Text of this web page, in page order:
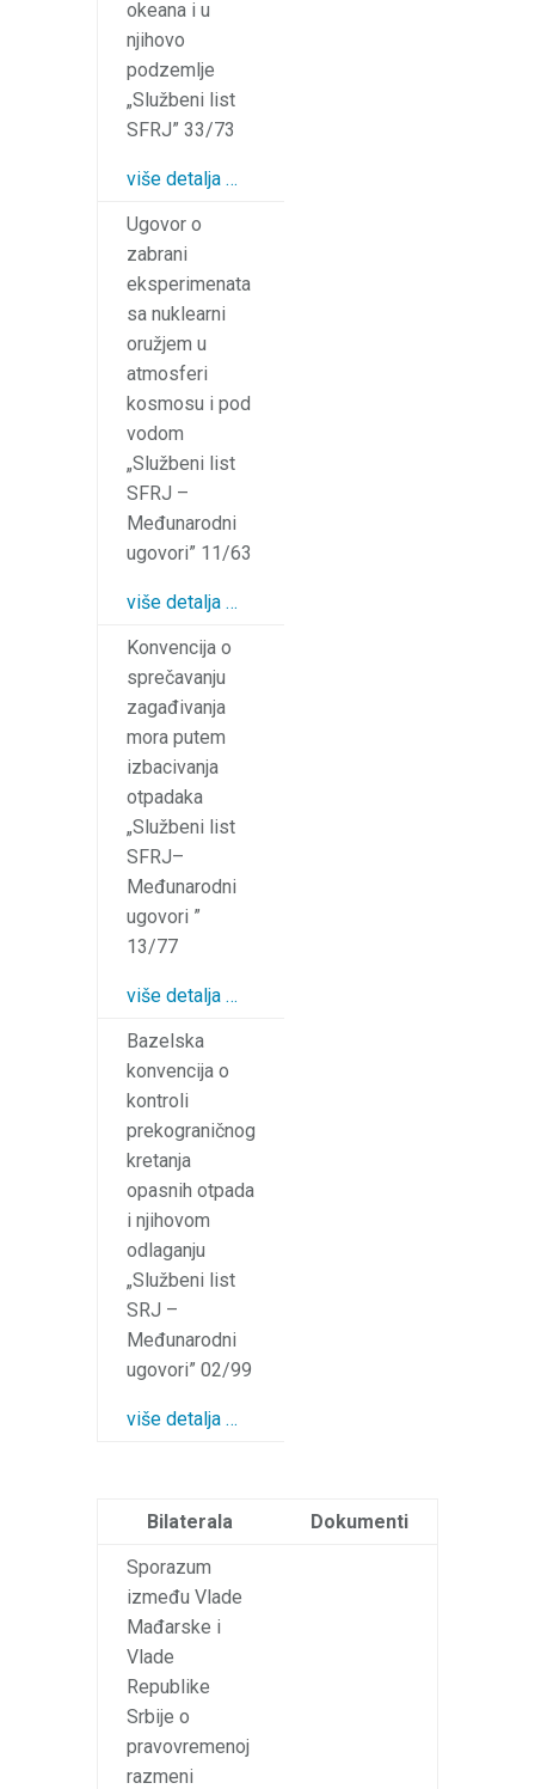
okeana i u
njihovo
podzemlje
„Službeni list
SFRJ” 33/73
više detalja …
Ugovor o
zabrani
eksperimenata
sa nuklearni
oružjem u
atmosferi
kosmosu i pod
vodom
„Službeni list
SFRJ –
Međunarodni
ugovori” 11/63
više detalja …
Konvencija o
sprečavanju
zagađivanja
mora putem
izbacivanja
otpadaka
„Službeni list
SFRJ–
Međunarodni
ugovori ”
13/77
više detalja …
Bazelska
konvencija o
kontroli
prekograničnog
kretanja
opasnih otpada
i njihovom
odlaganju
„Službeni list
SRJ –
Međunarodni
ugovori” 02/99
više detalja …
Bilaterala
Dokumenti
Sporazum
između Vlade
Mađarske i
Vlade
Republike
Srbije o
pravovremenoj
razmeni